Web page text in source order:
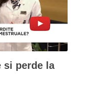
si perde la